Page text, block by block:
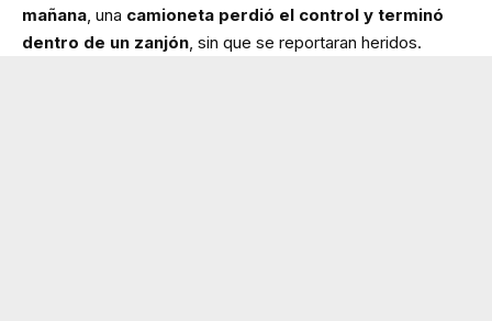
mañana, una camioneta perdió el control y terminó
dentro de un zanjón, sin que se reportaran heridos.